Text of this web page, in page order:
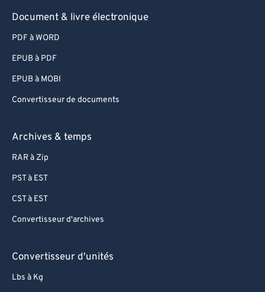
Document & livre électronique
PDF à WORD
EPUB à PDF
EPUB à MOBI
Convertisseur de documents
Archives & temps
RAR à Zip
PST à EST
CST à EST
Convertisseur d'archives
Convertisseur d'unités
Lbs à Kg